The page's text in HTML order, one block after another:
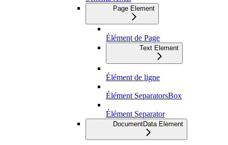
Page Element
Élément de Page
Text Element
Élément de ligne
Élément SeparatorsBox
Élément Separator
DocumentData Element